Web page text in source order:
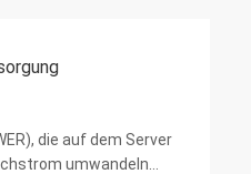
die auf dem Server
umwandeln